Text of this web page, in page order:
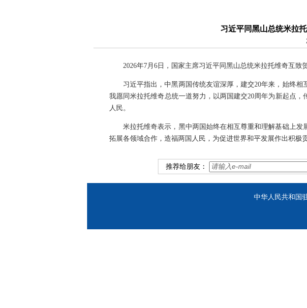
习近平同黑山总统米拉
2026年7月6日，国家主席习近平同黑山总统米拉托维奇互致
习近平指出，中黑两国传统友谊深厚，建交20年来，始终
我愿同米拉托维奇总统一道努力，以两国建交20周年为新起点
人民。
米拉托维奇表示，黑中两国始终在相互尊重和理解基础上发
拓展各领域合作，造福两国人民，为促进世界和平发展作出积极贡
推荐给朋友：
中华人民共和国